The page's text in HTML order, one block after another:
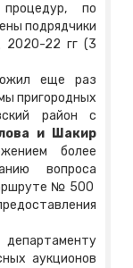
по
подрядчики
2020-22 гг (3
еще раз
пригородных
район с
и Шакир
более
вопроса
№ 500
аукционов